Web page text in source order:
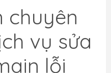
chuyên
vụ sửa
lỗi